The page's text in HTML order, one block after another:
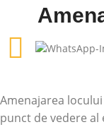
Amenajarea
punct de vedere al